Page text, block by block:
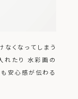
くなってしまう
れたり
水彩画の
安心感が伝わる